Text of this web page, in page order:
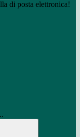
di posta elettronica!